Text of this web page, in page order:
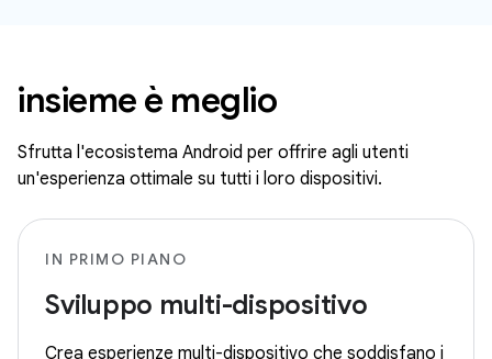
insieme è meglio
Sfrutta l'ecosistema Android per offrire agli utenti
un'esperienza ottimale su tutti i loro dispositivi.
IN PRIMO PIANO
Sviluppo multi-dispositivo
Crea esperienze multi-dispositivo che soddisfano i